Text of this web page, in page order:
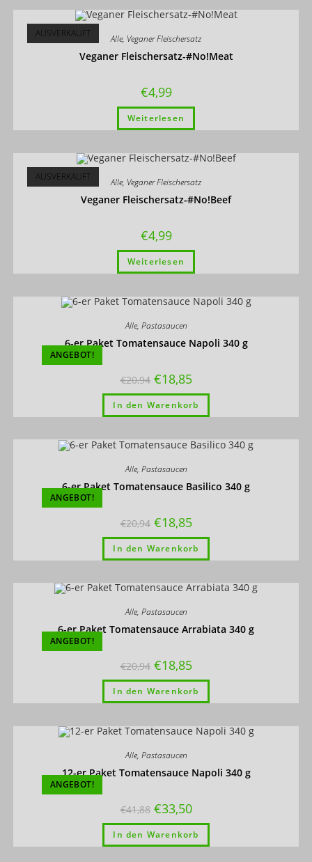
AUSVERKAUFT Alle, Veganer Fleischersatz
Veganer Fleischersatz-#No!Meat
€4,99
Weiterlesen
AUSVERKAUFT Alle, Veganer Fleischersatz
Veganer Fleischersatz-#No!Beef
€4,99
Weiterlesen
ANGEBOT!
Alle, Pastasaucen
6-er Paket Tomatensauce Napoli 340 g
€20,94 €18,85
In den Warenkorb
ANGEBOT!
Alle, Pastasaucen
6-er Paket Tomatensauce Basilico 340 g
€20,94 €18,85
In den Warenkorb
ANGEBOT!
Alle, Pastasaucen
6-er Paket Tomatensauce Arrabiata 340 g
€20,94 €18,85
In den Warenkorb
ANGEBOT!
Alle, Pastasaucen
12-er Paket Tomatensauce Napoli 340 g
€41,88 €33,50
In den Warenkorb